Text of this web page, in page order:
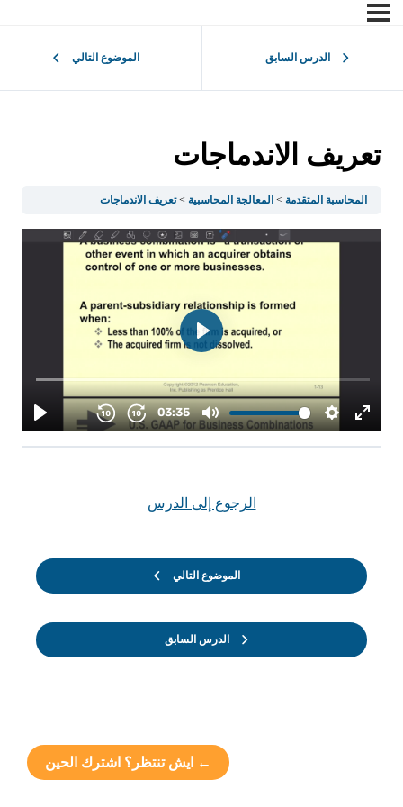
الدرس السابق الموضوع التالي
تعريف الاندماجات
المحاسبة المتقدمة المعالجة المحاسبية تعريف الاندماجات
الدرس السابق
الرجوع إلى الدرس
الموضوع التالي
← ايش تنتظر؟ اشترك الحين